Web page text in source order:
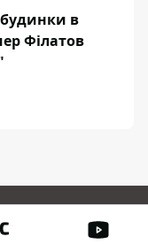
будинки в
Філатов